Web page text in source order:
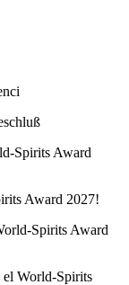
Spirits Award
Award 2027!
Spirits Award
el World-Spirits